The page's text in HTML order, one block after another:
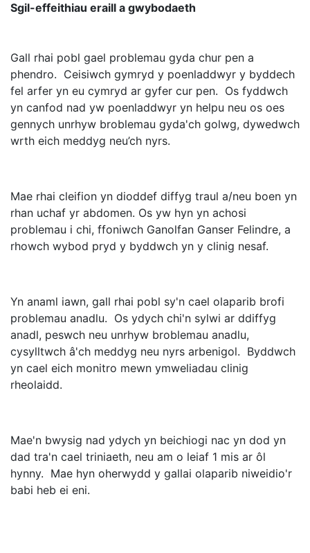
Sgil-effeithiau eraill a gwybodaeth
Gall rhai pobl gael problemau gyda chur pen a
phendro. Ceisiwch gymryd y poenladdwyr y byddech
fel arfer yn eu cymryd ar gyfer cur pen. Os fyddwch
yn canfod nad yw poenladdwyr yn helpu neu os oes
gennych unrhyw broblemau gyda'ch golwg, dywedwch
wrth eich meddyg neu’ch nyrs.
Mae rhai cleifion yn dioddef diffyg traul a/neu boen yn
rhan uchaf yr abdomen. Os yw hyn yn achosi
problemau i chi, ffoniwch Ganolfan Ganser Felindre, a
rhowch wybod pryd y byddwch yn y clinig nesaf.
Yn anaml iawn, gall rhai pobl sy'n cael olaparib brofi
problemau anadlu. Os ydych chi'n sylwi ar ddiffyg
anadl, peswch neu unrhyw broblemau anadlu,
cysylltwch â'ch meddyg neu nyrs arbenigol. Byddwch
yn cael eich monitro mewn ymweliadau clinig
rheolaidd.
Mae'n bwysig nad ydych yn beichiogi nac yn dod yn
dad tra'n cael triniaeth, neu am o leiaf 1 mis ar ôl
hynny. Mae hyn oherwydd y gallai olaparib niweidio'r
babi heb ei eni.